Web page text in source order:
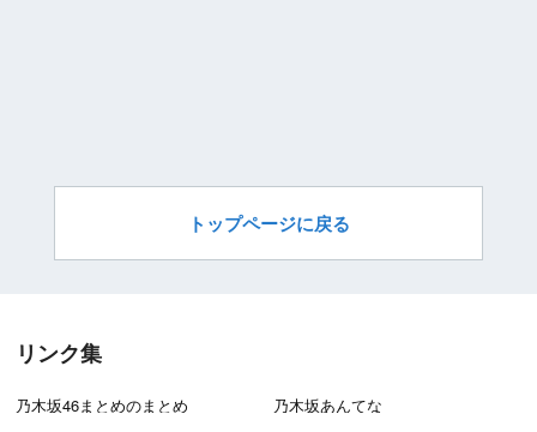
トップページに戻る
リンク集
乃木坂46まとめのまとめ
乃木坂あんてな